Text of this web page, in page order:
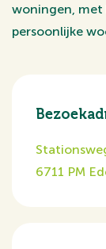
woningen, met
persoonlijke
6711 PM